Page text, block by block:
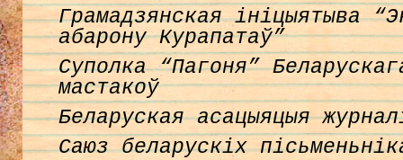
Грамадзянская ініцыятыва
абаронуКурапатаў”
Cуполка “Пагоня”
мастакоў
Беларуская асацыяцыя
Саюз беларускіх